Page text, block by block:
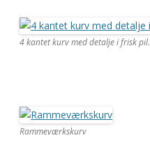
4 kantet kurv med detalje i frisk pil.
Rammeværkskurv